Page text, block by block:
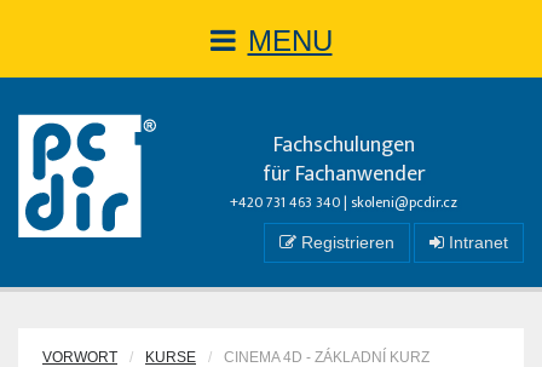
MENU
Fachschulungen
für Fachanwender
+420 731 463 340 | skoleni@pcdir.cz
Registrieren Intranet
VORWORT KURSE CINEMA 4D - ZÁKLADNÍ KURZ